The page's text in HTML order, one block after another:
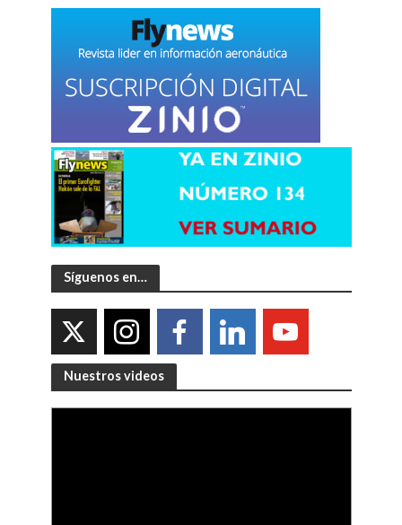
Síguenos en…
Nuestros videos